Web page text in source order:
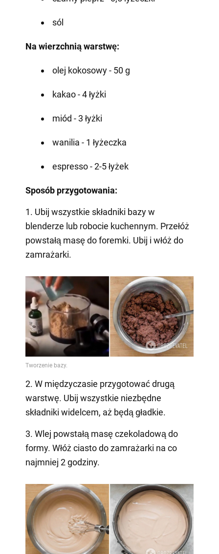
sól
Na wierzchnią warstwę:
olej kokosowy - 50 g
kakao - 4 łyżki
miód - 3 łyżki
wanilia - 1 łyżeczka
espresso - 2-5 łyżek
Sposób przygotowania:
1. Ubij wszystkie składniki bazy w
blenderze lub robocie kuchennym. Przełóż
powstałą masę do foremki. Ubij i włóż do
zamrażarki.
2. W międzyczasie przygotować drugą
warstwę. Ubij wszystkie niezbędne
składniki widelcem, aż będą gładkie.
3. Wlej powstałą masę czekoladową do
formy. Włóż ciasto do zamrażarki na co
najmniej 2 godziny.